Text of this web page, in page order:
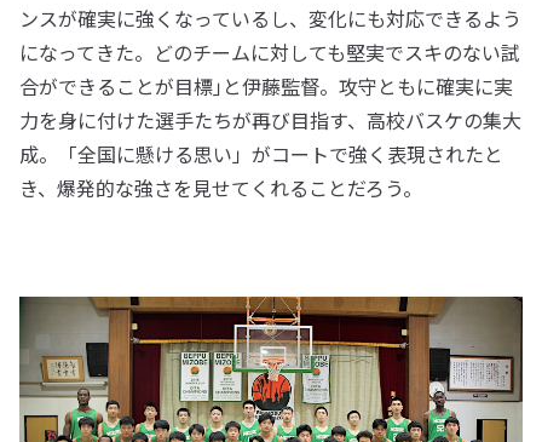
ンスが確実に強くなっているし、変化にも対応できるよう
になってきた。どのチームに対しても堅実でスキのない試
合ができることが目標｣と伊藤監督。攻守ともに確実に実
力を身に付けた選手たちが再び目指す、高校バスケの集大
成。「全国に懸ける思い」がコートで強く表現されたと
き、爆発的な強さを見せてくれることだろう。